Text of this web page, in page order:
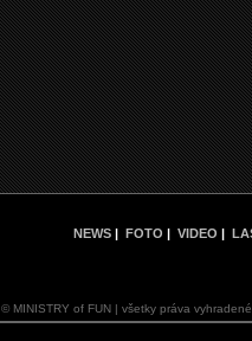
NEWS | FOTO | VIDEO |
© MINISTRY of FUN | všetky práva